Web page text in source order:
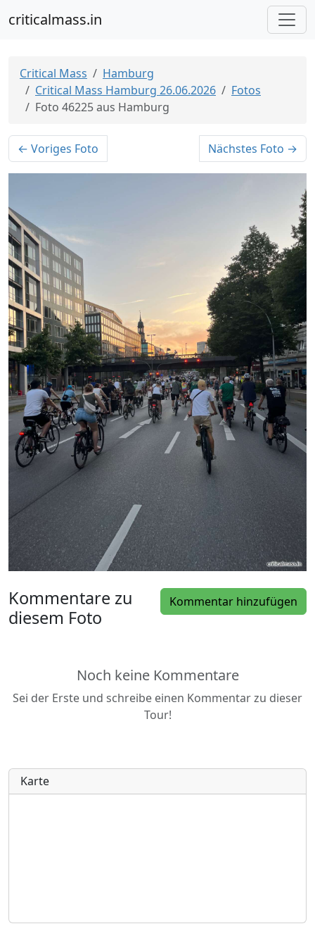
criticalmass.in
Critical Mass
Hamburg
Critical Mass Hamburg 26.06.2026
Fotos
Foto 46225 aus Hamburg
← Voriges Foto Nächstes Foto →
Kommentar hinzufügen
Kommentare zu
diesem Foto
Noch keine Kommentare
Sei der Erste und schreibe einen Kommentar zu dieser
Tour!
Karte